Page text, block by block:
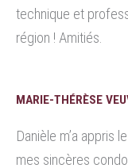
technique et
région ! Amitiés.
MARIE-THÉRÈSE
Danièle m’a appris
mes sincères